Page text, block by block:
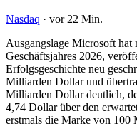
Nasdaq · vor 22 Min.
Ausgangslage Microsoft hat
Geschäftsjahres 2026,
Erfolgsgeschichte neu
Milliarden Dollar und
Milliarden Dollar deutlich,
4,74 Dollar über den
erstmals die Marke von